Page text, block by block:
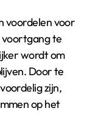
voordelen voor
voortgang te
wordt om
Door te
zijn,
op het